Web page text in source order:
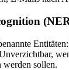
werden sollen.